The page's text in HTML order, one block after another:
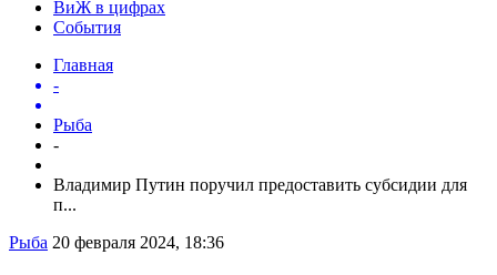
ВиЖ в цифрах
События
Главная
-
Рыба
-
Владимир Путин поручил предоставить субсидии для
п...
Рыба 20 февраля 2024, 18:36